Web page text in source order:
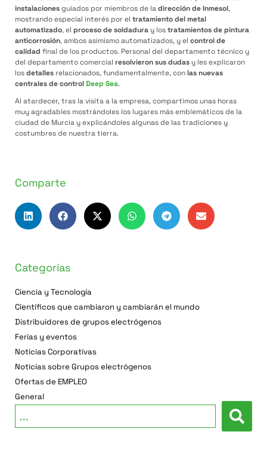
instalacionesguiados por miembros de ladirección de Inmesol,
mostrando especial interés por el tratamiento del metal
automatizado, el proceso de soldadura y lostratamientos de pintura
anticorrosión, ambos asimismo automatizados, y el control de
calidad final de los productos. Personal del departamento técnico y
del departamento comercial resolvieron sus dudas y les explicaron
losdetalles relacionados, fundamentalmente, conlas nuevas
centrales de controlDeep Sea.
Al atardecer, tras la visita a la empresa, compartimos unas horas
muy agradables mostrándoles los lugares más emblemáticos de la
ciudad de Murcia y explicándoles algunas de las tradiciones y
costumbres de nuestra tierra.
Comparte
Categorías
Ciencia y Tecnología
Científicos que cambiaron y cambiarán el mundo
Distribuidores de grupos electrógenos
Ferias y eventos
Noticias Corporativas
Noticias sobre Grupos electrógenos
Ofertas de EMPLEO
General